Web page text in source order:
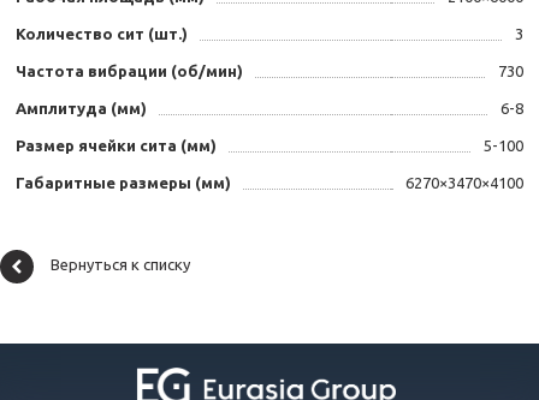
Количество сит (шт.) 3
Частота вибрации (об/мин) 730
Амплитуда (мм) 6-8
Размер ячейки сита (мм) 5-100
Габаритные размеры (мм) 6270×3470×4100
Вернуться к списку